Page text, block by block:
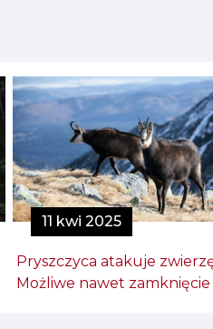
11 kwi 2025
Pryszczyca atakuje
Możliwe nawet